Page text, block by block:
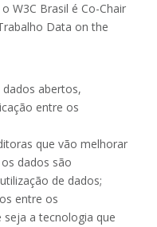
o W3C Brasil é Co-Chair
Data on the
abertos,
entre os
que vão melhorar
dados são
de dados;
entre os
seja a tecnologia que